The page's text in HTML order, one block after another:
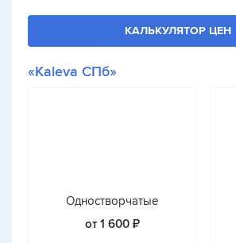
КАЛЬКУЛЯТОР ЦЕН
«Kaleva СПб»
Одностворчатые
от 1 600 ₽